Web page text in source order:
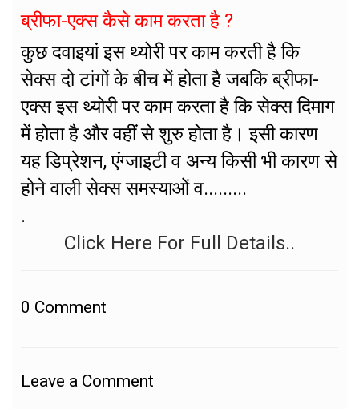
ब्रीफा-एक्स कैसे काम करता है ?
कुछ दवाइयां इस थ्योरी पर काम करती है कि
सेक्स दो टांगों के बीच में होता है जबकि ब्रीफा-
एक्स इस थ्योरी पर काम करता है कि सेक्स दिमाग
में होता है और वहीं से शुरु होता है। इसी कारण
यह डिप्रेशन, एंग्जाइटी व अन्य किसी भी कारण से
होने वाली सेक्स समस्याओं व.........
.
Click Here For Full Details..
0 Comment
Leave a Comment